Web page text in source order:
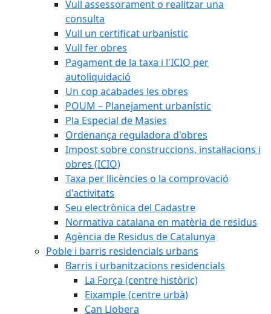
Vull assessorament o realitzar una
consulta
Vull un certificat urbanístic
Vull fer obres
Pagament de la taxa i l'ICIO per
autoliquidació
Un cop acabades les obres
POUM – Planejament urbanístic
Pla Especial de Masies
Ordenança reguladora d'obres
Impost sobre construccions, instal·lacions i
obres (ICIO)
Taxa per llicències o la comprovació
d'activitats
Seu electrònica del Cadastre
Normativa catalana en matèria de residus
Agència de Residus de Catalunya
Poble i barris residencials urbans
Barris i urbanitzacions residencials
La Força (centre històric)
Eixample (centre urbà)
Can Llobera